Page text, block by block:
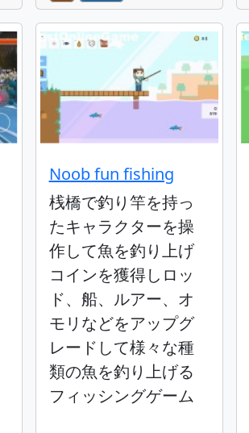
Noob fun fishing
桟橋で釣り竿を持っ
たキャラクターを操
作して魚を釣り上げ
コインを獲得しロッ
ド、船、ルアー、オ
モリなどをアップグ
レードして様々な種
類の魚を釣り上げる
フィッシングゲーム